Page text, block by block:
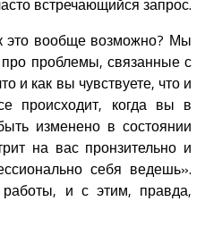
это вообще возможно? Мы
проблемы, связанные с
и как вы чувствуете, что и
происходит, когда вы в
изменено в состоянии
на вас пронзительно и
себя ведешь».
и с этим, правда,